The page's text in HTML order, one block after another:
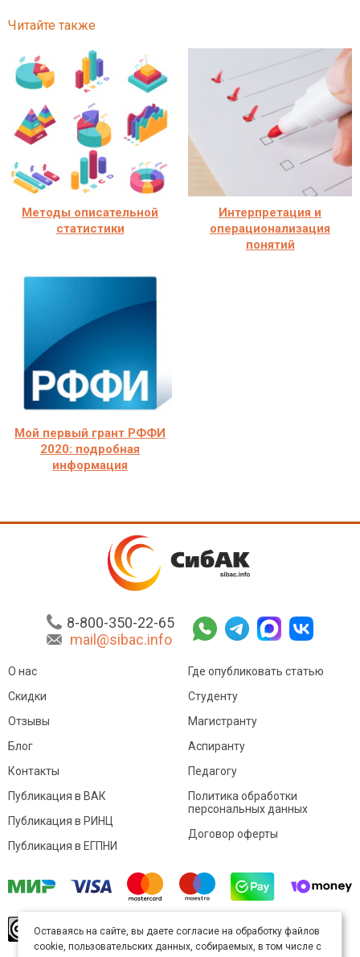
Читайте также
Методы описательной
статистики
Интерпретация и
операционализация
понятий
Мой первый грант РФФИ
2020: подробная
информация
8-800-350-22-65
mail@sibac.info
О нас
Скидки
Отзывы
Блог
Контакты
Где опубликовать статью
Студенту
Магистранту
Аспиранту
Педагогу
Публикация в ВАК
Публикация в РИНЦ
Публикация в ЕГПНИ
Политика обработки
персональных данных
Договор оферты
произведение доступно полицензии Creative
Commons «Attribution» («Атрибуция») 4.0
Оставаясь на сайте, вы даете согласие на обработку файлов
cookie, пользовательских данных, собираемых, в том числе с